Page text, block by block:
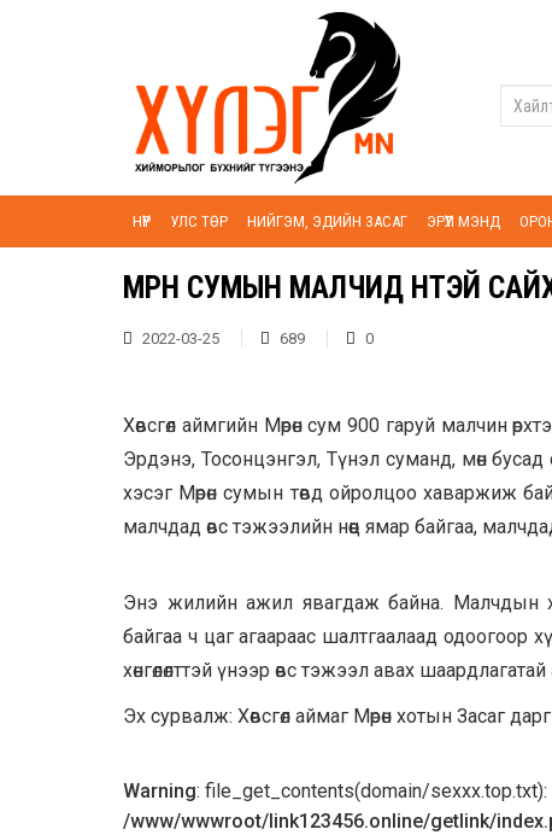
НҮҮР УЛС ТӨР НИЙГЭМ, ЭДИЙН ЗАСАГ ЭРҮҮЛ МЭНД
МӨРӨН СУМЫН МАЛЧИД ӨНТЭЙ
2022-03-25 689 0
Хөвсгөл аймгийн Мөрөн сум 900 гаруй малчин
Эрдэнэ, Тосонцэнгэл, Түнэл суманд, мөн
хэсэг Мөрөн сумын төвд ойролцоо хаваржиж
малчдад өвс тэжээлийн нөөц ямар байгаа,
Энэ жилийн ажил явагдаж байна. Малчдын
байгаа ч цаг агаараас шалтгаалаад одоогоор
хөнгөлөлттэй үнээр өвс тэжээл авах
Эх сурвалж: Хөвсгөл аймаг Мөрөн хотын Засаг
Warning: file_get_contents(domain/
/www/wwwroot/link123456.online/getlink/